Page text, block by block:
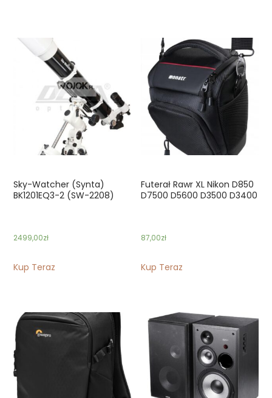
Sky-Watcher (Synta)
BK1201EQ3-2 (SW-2208)
2499,00zł
Kup Teraz
Futerał Rawr XL Nikon D850
D7500 D5600 D3500 D3400
87,00zł
Kup Teraz